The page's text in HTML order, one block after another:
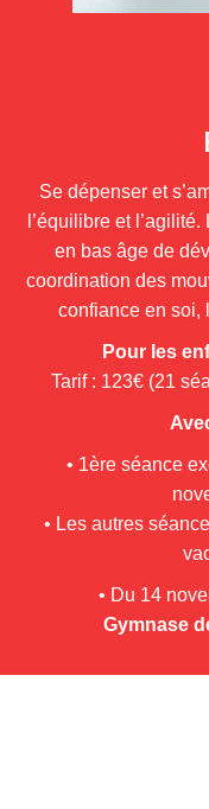
Se dépenser et
l’équilibre et
en bas âge de
coordination des
confiance en soi,
Pour les
Tarif : 123€ (21
• 1ère séance
• Les autres
• Du 14
Gymnase